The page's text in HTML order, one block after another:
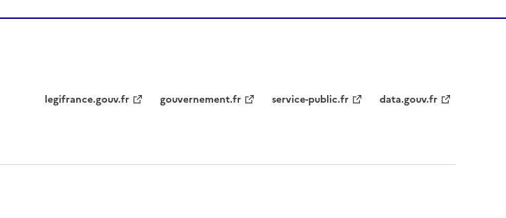
legifrance.gouv.fr gouvernement.fr service-public.fr data.gouv.fr